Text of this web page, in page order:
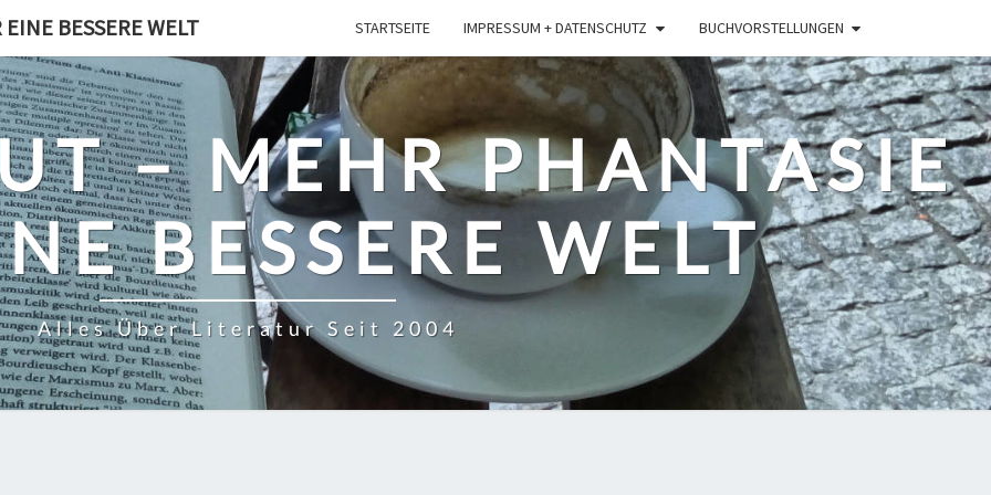
BESSERE WELT STARTSEITE IMPRESSUM + DATENSCHUTZ BUCHVORSTELLUNGEN
– MEHR PHANTASIE
BESSERE WELT
Alles Über Literatur Seit 2004